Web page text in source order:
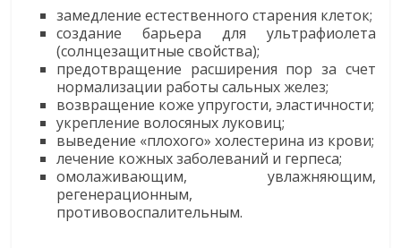
замедление естественного старения клеток;
создание барьера для ультрафиолета
(солнцезащитные свойства);
предотвращение расширения пор за счет
нормализации работы сальных желез;
возвращение коже упругости, эластичности;
укрепление волосяных луковиц;
выведение «плохого» холестерина из крови;
лечение кожных заболеваний и герпеса;
омолаживающим, увлажняющим,
регенерационным,
противовоспалительным.